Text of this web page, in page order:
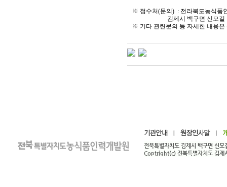
※ 접수처(문의) : 전라북도농식품
김제시 백구면 신모길
※ 기타 관련문의 등 자세한 내용